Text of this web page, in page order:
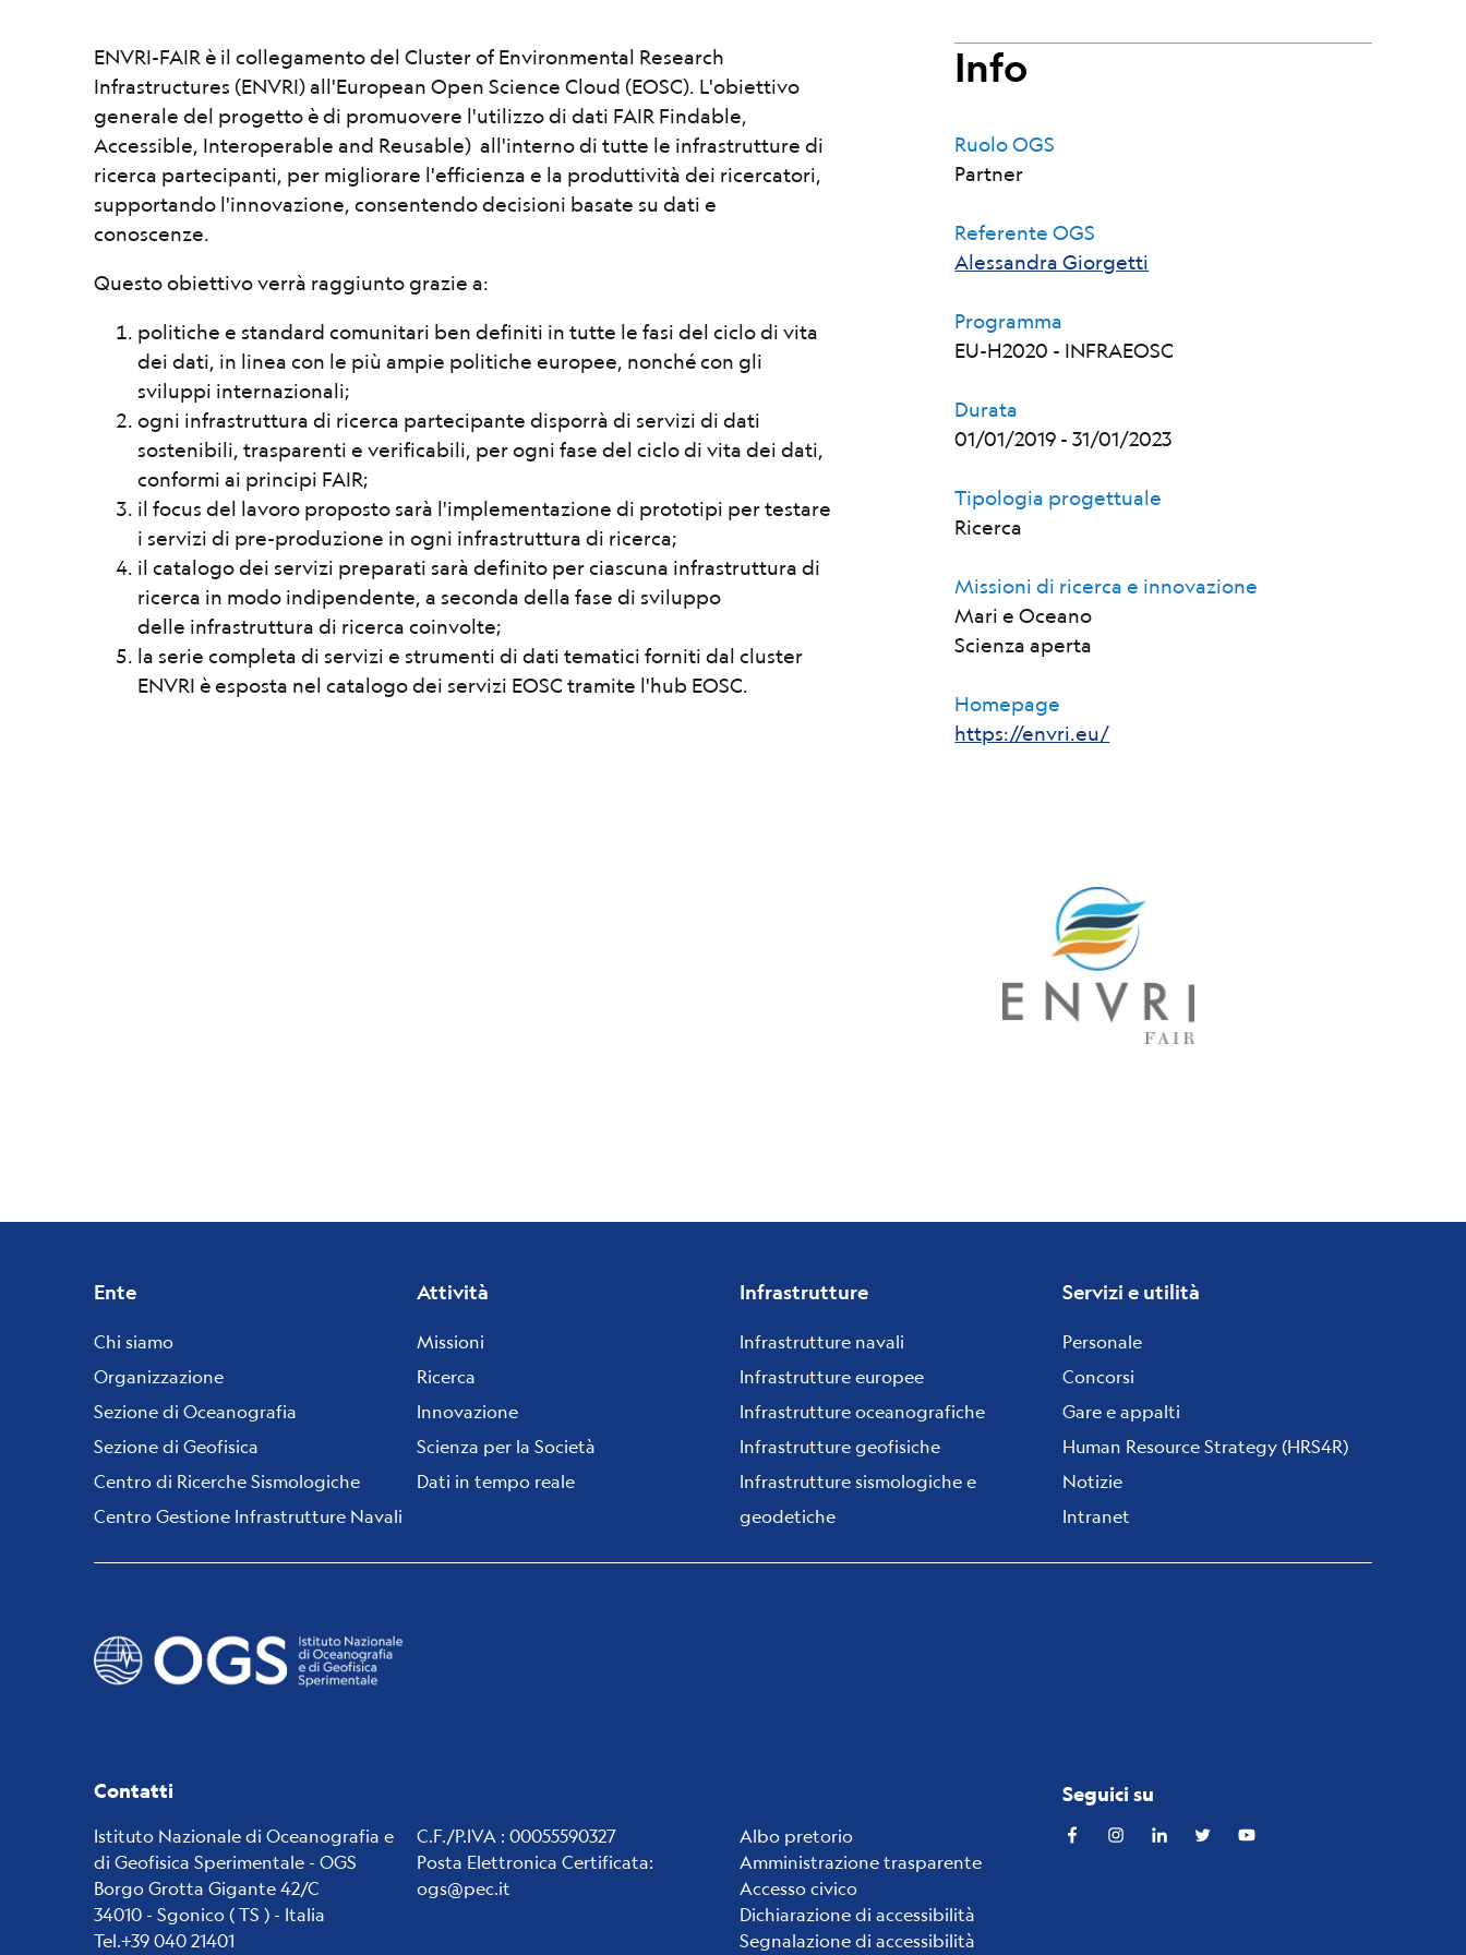
ENVRI-FAIR è il collegamento del Cluster of Environmental Research
Infrastructures (ENVRI) all'European Open Science Cloud (EOSC). L'obiettivo
generale del progetto è di promuovere l'utilizzo di dati FAIR Findable,
Accessible, Interoperable and Reusable) all'interno di tutte le infrastrutture di
ricerca partecipanti, per migliorare l'efficienza e la produttività dei ricercatori,
supportando l'innovazione, consentendo decisioni basate su dati e
conoscenze.
Questo obiettivo verrà raggiunto grazie a:
politiche e standard comunitari ben definiti in tutte le fasi del ciclo di vita
dei dati, in linea con le più ampie politiche europee, nonché con gli
sviluppi internazionali;
ogni infrastruttura di ricerca partecipante disporrà di servizi di dati
sostenibili, trasparenti e verificabili, per ogni fase del ciclo di vita dei dati,
conformi ai principi FAIR;
il focus del lavoro proposto sarà l'implementazione di prototipi per testare
i servizi di pre-produzione in ogni infrastruttura di ricerca;
il catalogo dei servizi preparati sarà definito per ciascuna infrastruttura di
ricerca in modo indipendente, a seconda della fase di sviluppo
delle infrastruttura di ricerca coinvolte;
la serie completa di servizi e strumenti di dati tematici forniti dal cluster
ENVRI è esposta nel catalogo dei servizi EOSC tramite l'hub EOSC.
Info
Ruolo OGS
Partner
Referente OGS
Alessandra Giorgetti
Programma
EU-H2020 - INFRAEOSC
Durata
01/01/2019 -31/01/2023
Tipologia progettuale
Ricerca
Missioni di ricerca e innovazione
Mari e Oceano
Scienza aperta
Homepage
https://envri.eu/
Footer
menu
Ente
Chi siamo
Organizzazione
Sezione di Oceanografia
Sezione di Geofisica
Centro di Ricerche Sismologiche
Centro Gestione Infrastrutture Navali
Attività
Missioni
Ricerca
Innovazione
Scienza per la Società
Dati in tempo reale
Infrastrutture
Infrastrutture navali
Infrastrutture europee
Infrastrutture oceanografiche
Infrastrutture geofisiche
Infrastrutture sismologiche e
geodetiche
Servizi e utilità
Personale
Concorsi
Gare e appalti
Human Resource Strategy (HRS4R)
Notizie
Intranet
Contatti
Istituto Nazionale di Oceanografia e
di Geofisica Sperimentale - OGS
Borgo Grotta Gigante 42/C
34010 - Sgonico ( TS ) - Italia
Tel.+39 040 21401
C.F./P.IVA : 00055590327
Posta Elettronica Certificata:
ogs@pec.it
Institute
links
Albo pretorio
Amministrazione trasparente
Accesso civico
Dichiarazione di accessibilità
Segnalazione di accessibilità
Seguici su
FacebookInstagramLinkedinTwitter